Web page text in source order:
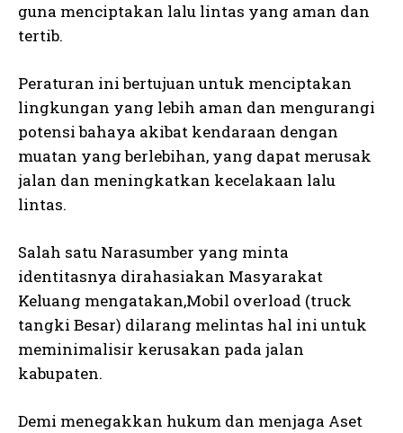
guna menciptakan lalu lintas yang aman dan
tertib.
Peraturan ini bertujuan untuk menciptakan
lingkungan yang lebih aman dan mengurangi
potensi bahaya akibat kendaraan dengan
muatan yang berlebihan, yang dapat merusak
jalan dan meningkatkan kecelakaan lalu
lintas.
Salah satu Narasumber yang minta
identitasnya dirahasiakan Masyarakat
Keluang mengatakan,Mobil overload (truck
tangki Besar) dilarang melintas hal ini untuk
meminimalisir kerusakan pada jalan
kabupaten.
Demi menegakkan hukum dan menjaga Aset